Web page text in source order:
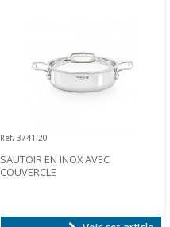
Ref. 3741.20
SAUTOIR EN INOX AVEC
COUVERCLE